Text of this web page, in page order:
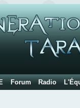
Forum Radio